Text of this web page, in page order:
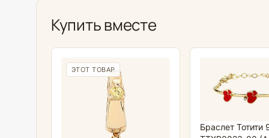
Купить вместе
ЭТОТ ТОВАР
Браслет Тотити